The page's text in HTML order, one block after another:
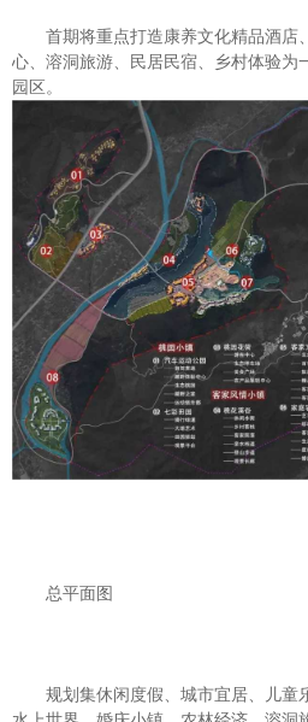
首期将重点打造康养文化精品酒店
心、溶洞旅游、民居民宿、乡村体验为
园区。
总平面图
规划集休闲度假、城市宜居、儿童